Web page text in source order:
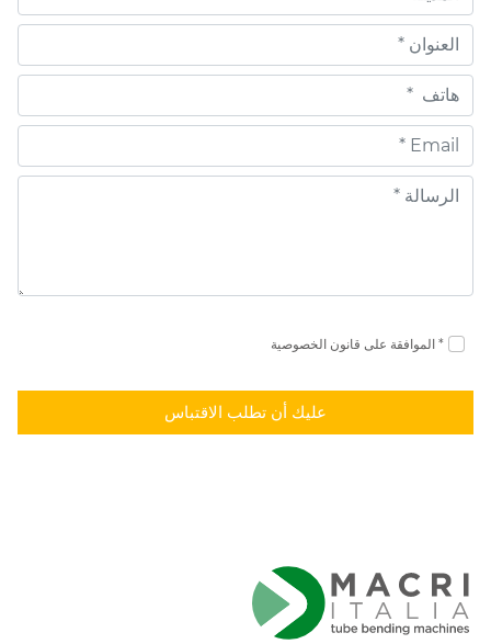
الموافقة على قانون الخصوصية *
عليك أن تطلب الاقتباس